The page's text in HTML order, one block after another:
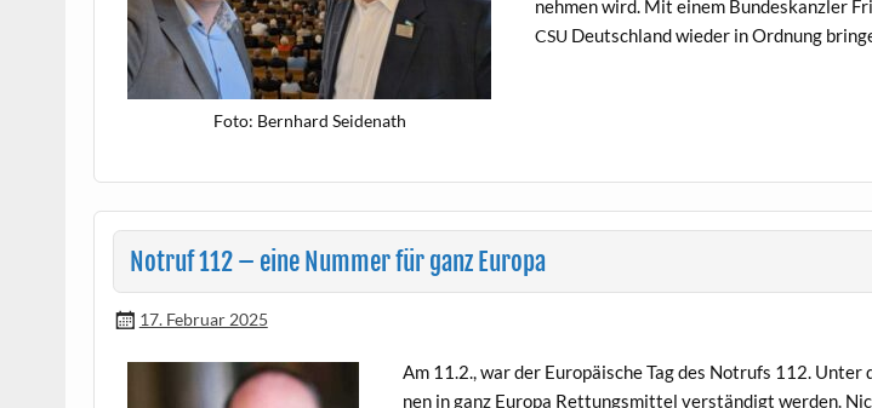
Foto: Bern­hard Seidenath
nehmen wird. Mit einem Bun­deskan­zler
CSUDeutsch­land wieder in Ord­nung
Notruf 112 – eine Nummer für ganz Europa
17. Februar 2025
Am 11.2., war der Europäis­che Tag des Notrufs 112.
nen in ganz Europa Ret­tungsmit­tel ver­ständigt wer­den.